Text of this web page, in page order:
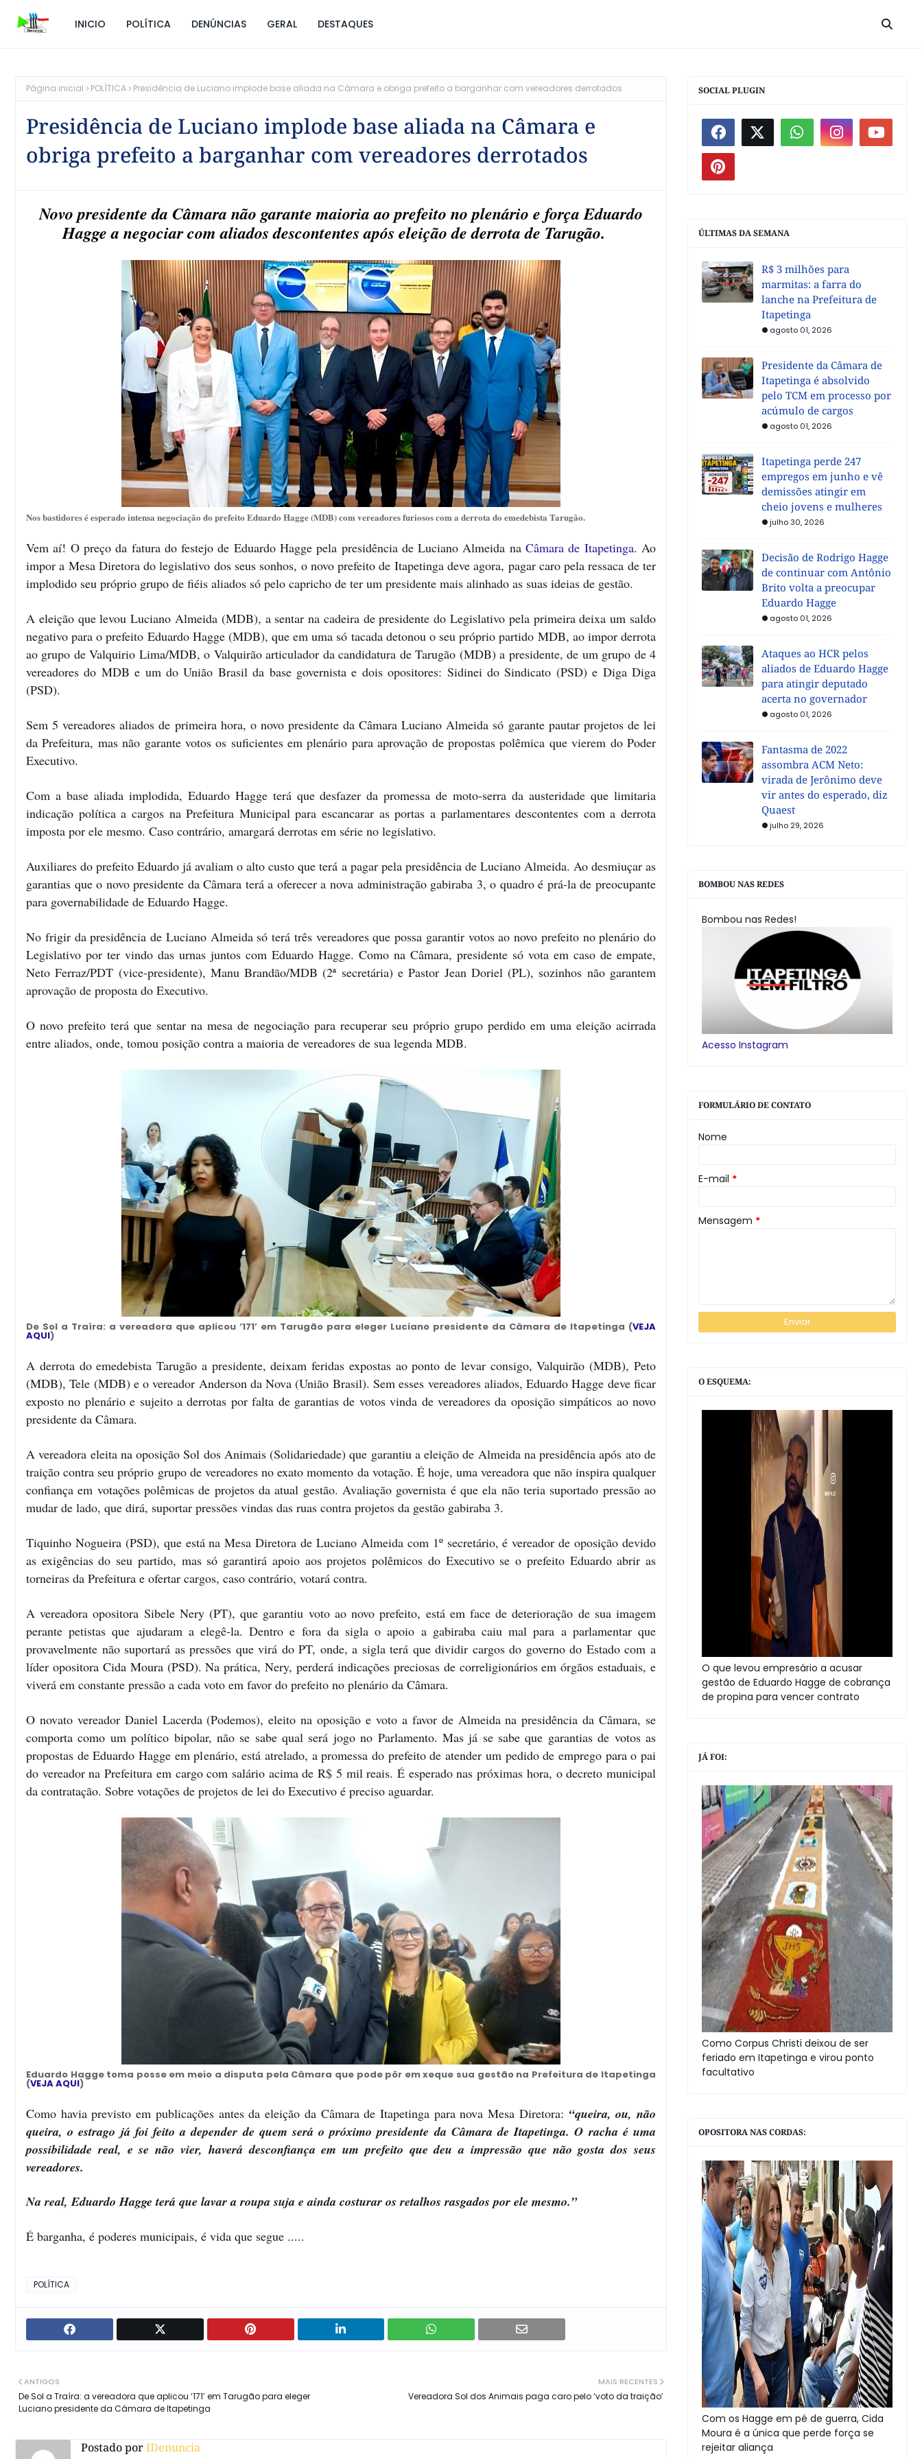
INICIO POLÍTICA DENÚNCIAS GERAL DESTAQUES
Página inicial POLÍTICA Presidência de Luciano implode base aliada na Câmara e obriga prefeito a barganhar com vereadores derrotados
Presidência de Luciano implode base aliada na Câmara e
obriga prefeito a barganhar com vereadores derrotados
Novo presidente da Câmara não garante maioria ao prefeito no plenário e força Eduardo
Hagge a negociar com aliados descontentes após eleição de derrota de Tarugão.
Nos bastidores é esperado intensa negociação do prefeito Eduardo Hagge (MDB) com vereadores furiosos com a derrota do emedebista Tarugão.
Vem aí! O preço da fatura do festejo de Eduardo Hagge pela presidência de Luciano Almeida naCâmara de Itapetinga. Ao
impor a Mesa Diretora do legislativo dos seus sonhos, o novo prefeito de Itapetinga deve agora, pagar caro pela ressaca de ter
implodido seu próprio grupo de fiéis aliados só pelo capricho de ter um presidente mais alinhado as suas ideias de gestão.
A eleição que levou Luciano Almeida (MDB), a sentar na cadeira de presidente do Legislativo pela primeira deixa um saldo
negativo para o prefeito Eduardo Hagge (MDB), que em uma só tacada detonou o seu próprio partido MDB, ao impor derrota
ao grupo de Valquirio Lima/MDB, o Valquirão articulador da candidatura de Tarugão (MDB) a presidente, de um grupo de 4
vereadores do MDB e um do União Brasil da base governista e dois opositores: Sidinei do Sindicato (PSD) e Diga Diga
(PSD).
Sem 5 vereadores aliados de primeira hora, o novo presidente da Câmara Luciano Almeida só garante pautar projetos de lei
da Prefeitura, mas não garante votos os suficientes em plenário para aprovação de propostas polêmica que vierem do Poder
Executivo.
Com a base aliada implodida, Eduardo Hagge terá que desfazer da promessa de moto-serra da austeridade que limitaria
indicação política a cargos na Prefeitura Municipal para escancarar as portas a parlamentares descontentes com a derrota
imposta por ele mesmo. Caso contrário, amargará derrotas em série no legislativo.
Auxiliares do prefeito Eduardo já avaliam o alto custo que terá a pagar pela presidência de Luciano Almeida. Ao desmiuçar as
garantias que o novo presidente da Câmara terá a oferecer a nova administração gabiraba 3, o quadro é prá-la de preocupante
para governabilidade de Eduardo Hagge.
No frigir da presidência de Luciano Almeida só terá três vereadores que possa garantir votos ao novo prefeito no plenário do
Legislativo por ter vindo das urnas juntos com Eduardo Hagge. Como na Câmara, presidente só vota em caso de empate,
Neto Ferraz/PDT (vice-presidente), Manu Brandão/MDB (2ª secretária) e Pastor Jean Doriel (PL), sozinhos não garantem
aprovação de proposta do Executivo.
O novo prefeito terá que sentar na mesa de negociação para recuperar seu próprio grupo perdido em uma eleição acirrada
entre aliados, onde, tomou posição contra a maioria de vereadores de sua legenda MDB.
De Sol a Traíra: a vereadora que aplicou ‘171’ em Tarugão para eleger Luciano presidente da Câmara de Itapetinga (VEJA
AQUI)
A derrota do emedebista Tarugão a presidente, deixam feridas expostas ao ponto de levar consigo, Valquirão (MDB), Peto
(MDB), Tele (MDB) e o vereador Anderson da Nova (União Brasil). Sem esses vereadores aliados, Eduardo Hagge deve ficar
exposto no plenário e sujeito a derrotas por falta de garantias de votos vinda de vereadores da oposição simpáticos ao novo
presidente da Câmara.
A vereadora eleita na oposição Sol dos Animais (Solidariedade) que garantiu a eleição de Almeida na presidência após ato de
traição contra seu próprio grupo de vereadores no exato momento da votação. É hoje, uma vereadora que não inspira qualquer
confiança em votações polêmicas de projetos da atual gestão. Avaliação governista é que ela não teria suportado pressão ao
mudar de lado, que dirá, suportar pressões vindas das ruas contra projetos da gestão gabiraba 3.
Tiquinho Nogueira (PSD), que está na Mesa Diretora de Luciano Almeida com 1º secretário, é vereador de oposição devido
as exigências do seu partido, mas só garantirá apoio aos projetos polêmicos do Executivo se o prefeito Eduardo abrir as
torneiras da Prefeitura e ofertar cargos, caso contrário, votará contra.
A vereadora opositora Sibele Nery (PT), que garantiu voto ao novo prefeito, está em face de deterioração de sua imagem
perante petistas que ajudaram a elegê-la. Dentro e fora da sigla o apoio a gabiraba caiu mal para a parlamentar que
provavelmente não suportará as pressões que virá do PT, onde, a sigla terá que dividir cargos do governo do Estado com a
líder opositora Cida Moura (PSD). Na prática, Nery, perderá indicações preciosas de correligionários em órgãos estaduais, e
viverá em constante pressão a cada voto em favor do prefeito no plenário da Câmara.
O novato vereador Daniel Lacerda (Podemos), eleito na oposição e voto a favor de Almeida na presidência da Câmara, se
comporta como um político bipolar, não se sabe qual será jogo no Parlamento. Mas já se sabe que garantias de votos as
propostas de Eduardo Hagge em plenário, está atrelado, a promessa do prefeito de atender um pedido de emprego para o pai
do vereador na Prefeitura em cargo com salário acima de R$ 5 mil reais. É esperado nas próximas hora, o decreto municipal
da contratação. Sobre votações de projetos de lei do Executivo é preciso aguardar.
Eduardo Hagge toma posse em meio a disputa pela Câmara que pode pôr em xeque sua gestão na Prefeitura de Itapetinga
(VEJA AQUI)
Como havia previsto em publicações antes da eleição da Câmara de Itapetinga para nova Mesa Diretora: “queira, ou, não
queira, o estrago já foi feito a depender de quem será o próximo presidente da Câmara de Itapetinga. O racha é uma
possibilidade real, e se não vier, haverá desconfiança em um prefeito que deu a impressão que não gosta dos seus
vereadores.
Na real, Eduardo Hagge terá que lavar a roupa suja e ainda costurar os retalhos rasgados por ele mesmo.”
É barganha, é poderes municipais, é vida que segue .....
POLÍTICA
MAIS RECENTES
Vereadora Sol dos Animais paga caro pelo ‘voto da traição’
ANTIGOS
De Sol a Traíra: a vereadora que aplicou ‘171’ em Tarugão para eleger
Luciano presidente da Câmara de Itapetinga
Postado porIDenuncia
SOCIAL PLUGIN
ÚLTIMAS DA SEMANA
R$ 3 milhões para
marmitas: a farra do
lanche na Prefeitura de
Itapetinga
agosto 01, 2026
Presidente da Câmara de
Itapetinga é absolvido
pelo TCM em processo por
acúmulo de cargos
agosto 01, 2026
Itapetinga perde 247
empregos em junho e vê
demissões atingir em
cheio jovens e mulheres
julho 30, 2026
Decisão de Rodrigo Hagge
de continuar com Antônio
Brito volta a preocupar
Eduardo Hagge
agosto 01, 2026
Ataques ao HCR pelos
aliados de Eduardo Hagge
para atingir deputado
acerta no governador
agosto 01, 2026
Fantasma de 2022
assombra ACM Neto:
virada de Jerônimo deve
vir antes do esperado, diz
Quaest
julho 29, 2026
BOMBOU NAS REDES
Bombou nas Redes!
Acesso Instagram
FORMULÁRIO DE CONTATO
Nome
E-mail *
Mensagem *
O ESQUEMA:
O que levou empresário a acusar
gestão de Eduardo Hagge de cobrança
de propina para vencer contrato
JÁ FOI:
Como Corpus Christi deixou de ser
feriado em Itapetinga e virou ponto
facultativo
OPOSITORA NAS CORDAS:
Com os Hagge em pé de guerra, Cida
Moura é a única que perde força se
rejeitar aliança